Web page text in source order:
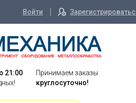
Войти
21:00
Принимаем заказы
круглосуточно!